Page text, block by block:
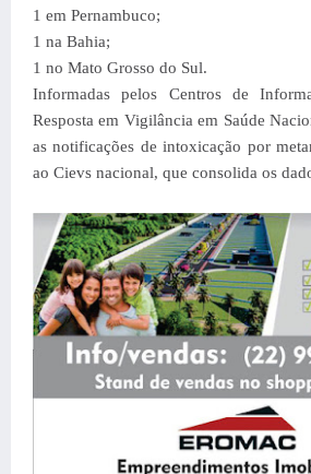
1 em Pernambuco;
1 na Bahia;
1 no Mato Grosso do Sul.
Informadas pelos Centros de
Resposta em Vigilância em Saúde
as notificações de intoxicação por
ao Cievs nacional, que consolida os